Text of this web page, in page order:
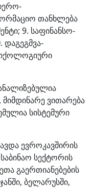
თანხლება
9. საფინანსო-
მიმდინარე ვითარება
სისტემური
ევროკავშირის
სექტორის
გაერთიანებების
ბელარუსში,